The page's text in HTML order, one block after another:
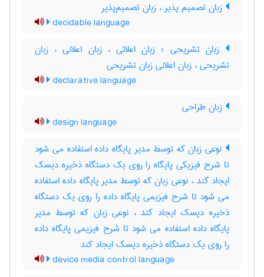
زبان تصمیم پذیر ، زبان تصمیم‌پذیر
decidable language
زبان تشریحی ؛ زبان اعلائی ، زبان اعلانی ، زبان
تشریحی ، زبان اعلانی زبان تشریحی
declarative language
زبان طراحی
design language
نوعی زبان که توسط مدیر پایگاه داده استفاده می شود
تا شرح فیزیکی پایگاه را روی یک دستگاه ذخیره دیسک
ایجاد کند ، نوعی زبان که توسط مدیر پایگاه داده استفاده
می شود تا شرح فیزیمی پایگاه داده را روی یک دستگاه
ذخیره دیسک ایجاد کند ، نوعی زبان که توسط مدیر
پایگاه داده استفاده می شود تا شرح فیزیمی پایگاه داده
را روی یک دستگاه ذخیره دیسک ایجاد کند
device media control language